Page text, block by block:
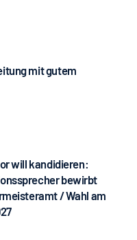
mit gutem
will kandidieren:
bewirbt
/ Wahl am